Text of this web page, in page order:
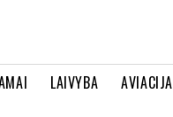
LAIVYBA AVIACIJA